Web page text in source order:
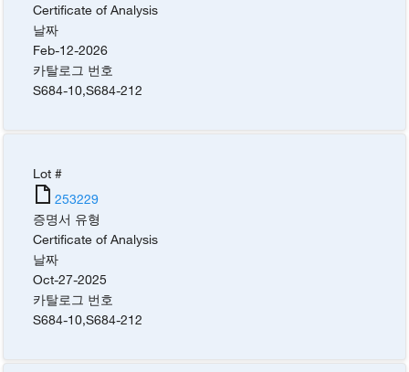
Certificate of Analysis
날짜
Feb-12-2026
카탈로그 번호
S684-10,S684-212
Lot #
253229
증명서 유형
Certificate of Analysis
날짜
Oct-27-2025
카탈로그 번호
S684-10,S684-212